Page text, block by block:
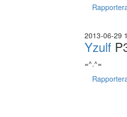
2013-06-29
Yzulf
=^.^=